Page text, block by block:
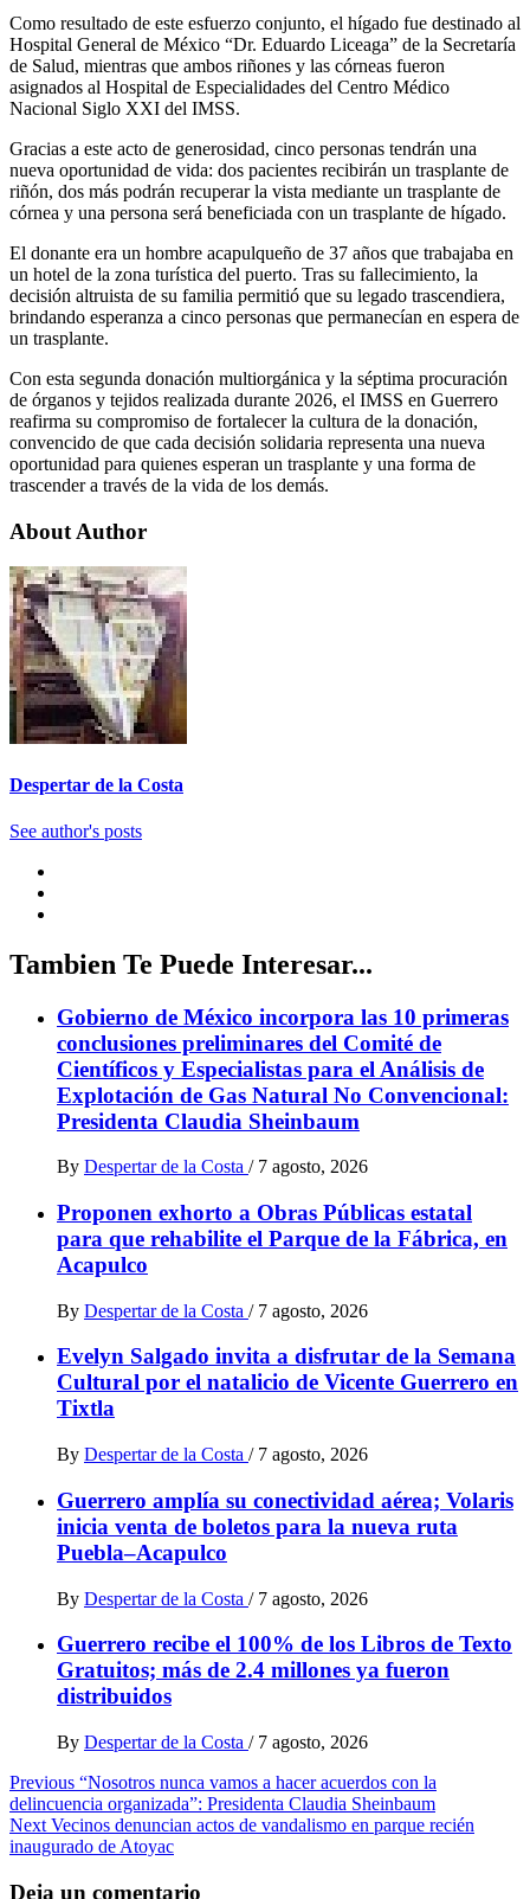
Como resultado de este esfuerzo conjunto, el hígado fue destinado al
Hospital General de México “Dr. Eduardo Liceaga” de la Secretaría
de Salud, mientras que ambos riñones y las córneas fueron
asignados al Hospital de Especialidades del Centro Médico
Nacional Siglo XXI del IMSS.
Gracias a este acto de generosidad, cinco personas tendrán una
nueva oportunidad de vida: dos pacientes recibirán un trasplante de
riñón, dos más podrán recuperar la vista mediante un trasplante de
córnea y una persona será beneficiada con un trasplante de hígado.
El donante era un hombre acapulqueño de 37 años que trabajaba en
un hotel de la zona turística del puerto. Tras su fallecimiento, la
decisión altruista de su familia permitió que su legado trascendiera,
brindando esperanza a cinco personas que permanecían en espera de
un trasplante.
Con esta segunda donación multiorgánica y la séptima procuración
de órganos y tejidos realizada durante 2026, el IMSS en Guerrero
reafirma su compromiso de fortalecer la cultura de la donación,
convencido de que cada decisión solidaria representa una nueva
oportunidad para quienes esperan un trasplante y una forma de
trascender a través de la vida de los demás.
About Author
Despertar de la Costa
See author's posts
Tambien Te Puede Interesar...
Gobierno de México incorpora las 10 primeras
conclusiones preliminares del Comité de
Científicos y Especialistas para el Análisis de
Explotación de Gas Natural No Convencional:
Presidenta Claudia Sheinbaum
By Despertar de la Costa / 7 agosto, 2026
Proponen exhorto a Obras Públicas estatal
para que rehabilite el Parque de la Fábrica, en
Acapulco
By Despertar de la Costa / 7 agosto, 2026
Evelyn Salgado invita a disfrutar de la Semana
Cultural por el natalicio de Vicente Guerrero en
Tixtla
By Despertar de la Costa / 7 agosto, 2026
Guerrero amplía su conectividad aérea; Volaris
inicia venta de boletos para la nueva ruta
Puebla–Acapulco
By Despertar de la Costa / 7 agosto, 2026
Guerrero recibe el 100% de los Libros de Texto
Gratuitos; más de 2.4 millones ya fueron
distribuidos
By Despertar de la Costa / 7 agosto, 2026
Post
navigation
Previous “Nosotros nunca vamos a hacer acuerdos con la
delincuencia organizada”: Presidenta Claudia Sheinbaum
Next Vecinos denuncian actos de vandalismo en parque recién
inaugurado de Atoyac
Deja un comentario